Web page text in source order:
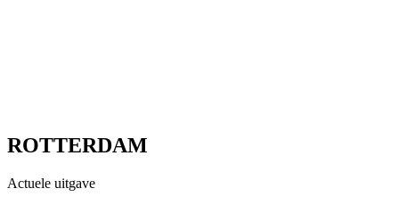
ROTTERDAM
Actuele uitgave